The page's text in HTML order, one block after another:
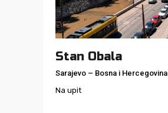
Stan Obala
Sarajevo – Bosna i Hercegovina
Na upit